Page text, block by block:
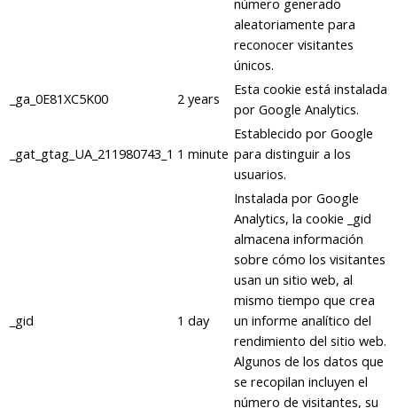
número generado
aleatoriamente para
reconocer visitantes
únicos.
_ga_0E81XC5K00
2 years
Esta cookie está instalada
por Google Analytics.
_gat_gtag_UA_211980743_1 1 minute
Establecido por Google
para distinguir a los
usuarios.
_gid 1 day
Instalada por Google
Analytics, la cookie _gid
almacena información
sobre cómo los visitantes
usan un sitio web, al
mismo tiempo que crea
un informe analítico del
rendimiento del sitio web.
Algunos de los datos que
se recopilan incluyen el
número de visitantes, su